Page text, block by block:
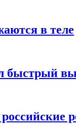
в теле
быстрый